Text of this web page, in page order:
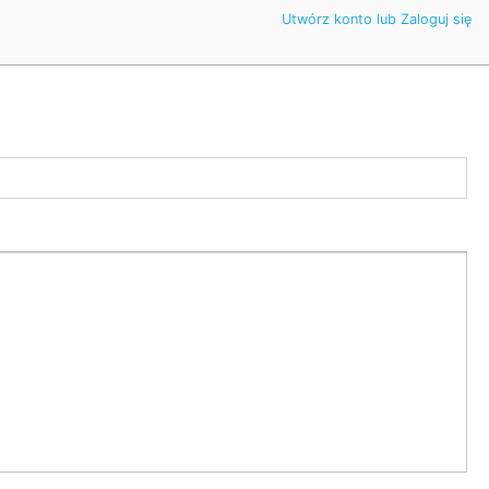
Utwórz konto lub Zaloguj się